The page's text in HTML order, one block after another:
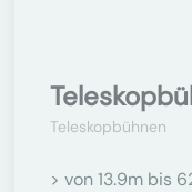
Teleskopbühnen
> von 13.9m bis